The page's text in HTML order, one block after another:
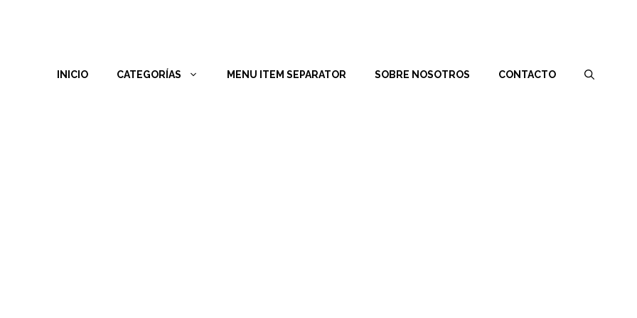
INICIO CATEGORÍAS MENU ITEM SEPARATOR SOBRE NOSOTROS CONTACTO